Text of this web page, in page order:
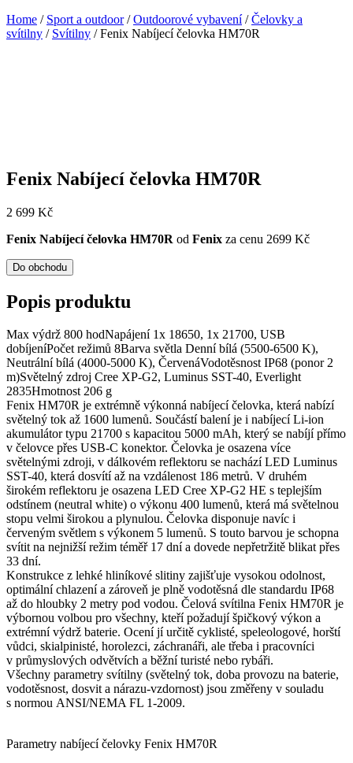
Home / Sport a outdoor/Outdoorové vybavení/Čelovky a
svítilny / Svítilny / Fenix Nabíjecí čelovka HM70R
Fenix Nabíjecí čelovka HM70R
2 699 Kč
Fenix Nabíjecí čelovka HM70R od Fenix za cenu 2699 Kč
Do obchodu
Popis produktu
Max výdrž 800 hodNapájení 1x 18650, 1x 21700, USB
dobíjeníPočet režimů 8Barva světla Denní bílá (5500-6500 K),
Neutrální bílá (4000-5000 K), ČervenáVodotěsnost IP68 (ponor 2
m)Světelný zdroj Cree XP-G2, Luminus SST-40, Everlight
2835Hmotnost 206 g
Fenix HM70R je extrémně výkonná nabíjecí čelovka, která nabízí
světelný tok až 1600 lumenů. Součástí balení je i nabíjecí Li-ion
akumulátor typu 21700 s kapacitou 5000 mAh, který se nabíjí přímo
v čelovce přes USB-C konektor. Čelovka je osazena více
světelnými zdroji, v dálkovém reflektoru se nachází LED Luminus
SST-40, která dosvítí až na vzdálenost 186 metrů. V druhém
širokém reflektoru je osazena LED Cree XP-G2 HE s teplejším
odstínem (neutral white) o výkonu 400 lumenů, která má světelnou
stopu velmi širokou a plynulou. Čelovka disponuje navíc i
červeným světlem s výkonem 5 lumenů. S touto barvou je schopna
svítit na nejnižší režim téměř 17 dní a dovede nepřetržitě blikat přes
33 dní.
Konstrukce z lehké hliníkové slitiny zajišťuje vysokou odolnost,
optimální chlazení a zároveň je plně vodotěsná dle standardu IP68
až do hloubky 2 metry pod vodou. Čelová svítilna Fenix HM70R je
výbornou volbou pro všechny, kteří požadují špičkový výkon a
extrémní výdrž baterie. Ocení jí určitě cyklisté, speleologové, horští
vůdci, skialpinisté, horolezci, záchranáři, ale třeba i pracovníci
v průmyslových odvětvích a běžní turisté nebo rybáři.
Všechny parametry svítilny (světelný tok, doba provozu na baterie,
vodotěsnost, dosvit a nárazu-vzdornost) jsou změřeny v souladu
s normou ANSI/NEMA FL 1-2009.
Parametry nabíjecí čelovky Fenix HM70R